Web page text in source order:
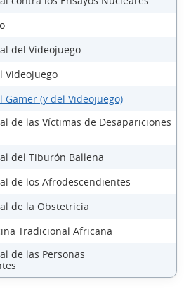
del Videojuego
Videojuego
(y del Videojuego)
de las Víctimas de Desapariciones
del Tiburón Ballena
de los Afrodescendientes
de la Obstetricia
Tradicional Africana
de las Personas